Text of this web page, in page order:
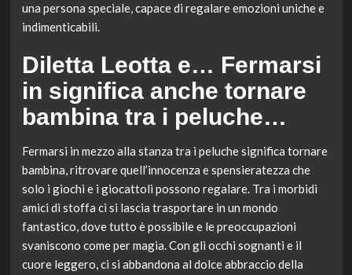
una persona speciale, capace di regalare emozioni uniche e
indimenticabili.
Diletta Leotta e… Fermarsi
in significa anche tornare
bambina tra i peluche…
Fermarsi in mezzo alla stanza tra i peluche significa tornare
bambina, ritrovare quell’innocenza e spensieratezza che
solo i giochi e i giocattoli possono regalare. Tra i morbidi
amici di stoffa ci si lascia trasportare in un mondo
fantastico, dove tutto è possibile e le preoccupazioni
svaniscono come per magia. Con gli occhi sognanti e il
cuore leggero, ci si abbandona al dolce abbraccio della